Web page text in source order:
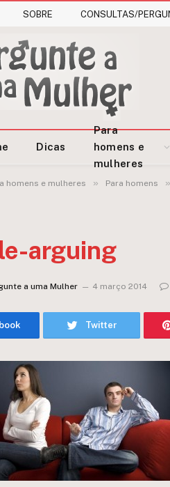
SOBRE CONSULTAS/
Dicas
Para
homens e
mulheres
homens e mulheres » Para homens »
arguing
a uma Mulher 4 março 2014
Twitter